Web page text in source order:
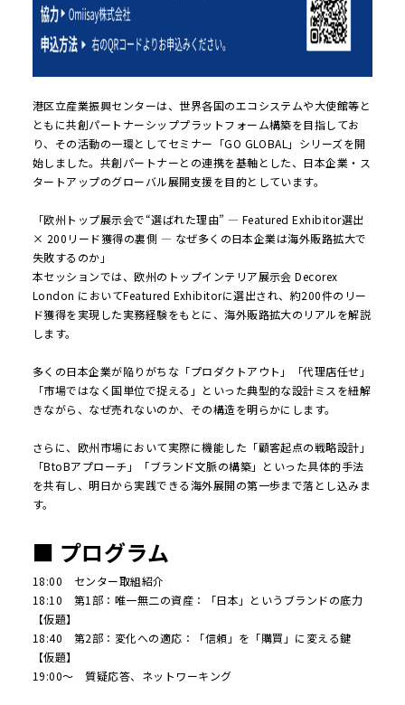
港区立産業振興センターは、世界各国のエコシステムや大使館等と
ともに共創パートナーシッププラットフォーム構築を目指してお
り、その活動の一環としてセミナー「GO GLOBAL」シリーズを開
始しました。共創パートナーとの連携を基軸とした、日本企業・ス
タートアップのグローバル展開支援を目的としています。
「欧州トップ展示会で“選ばれた理由” — Featured Exhibitor選出
× 200リード獲得の裏側 — なぜ多くの日本企業は海外販路拡大で
失敗するのか」
本セッションでは、欧州のトップインテリア展示会 Decorex
London においてFeatured Exhibitorに選出され、約200件のリー
ド獲得を実現した実務経験をもとに、海外販路拡大のリアルを解説
します。
多くの日本企業が陥りがちな「プロダクトアウト」「代理店任せ」
「市場ではなく国単位で捉える」といった典型的な設計ミスを紐解
きながら、なぜ売れないのか、その構造を明らかにします。
さらに、欧州市場において実際に機能した「顧客起点の戦略設計」
「BtoBアプローチ」「ブランド文脈の構築」といった具体的手法
を共有し、明日から実践できる海外展開の第一歩まで落とし込みま
す。
■ プログラム
18:00 センター取組紹介
18:10 第1部：唯一無二の資産：「日本」というブランドの底力
【仮題】
18:40 第2部：変化への適応：「信頼」を「購買」に変える鍵
【仮題】
19:00～ 質疑応答、ネットワーキング